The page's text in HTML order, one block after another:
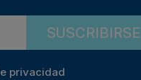
SUSCRIBIRSE
privacidad